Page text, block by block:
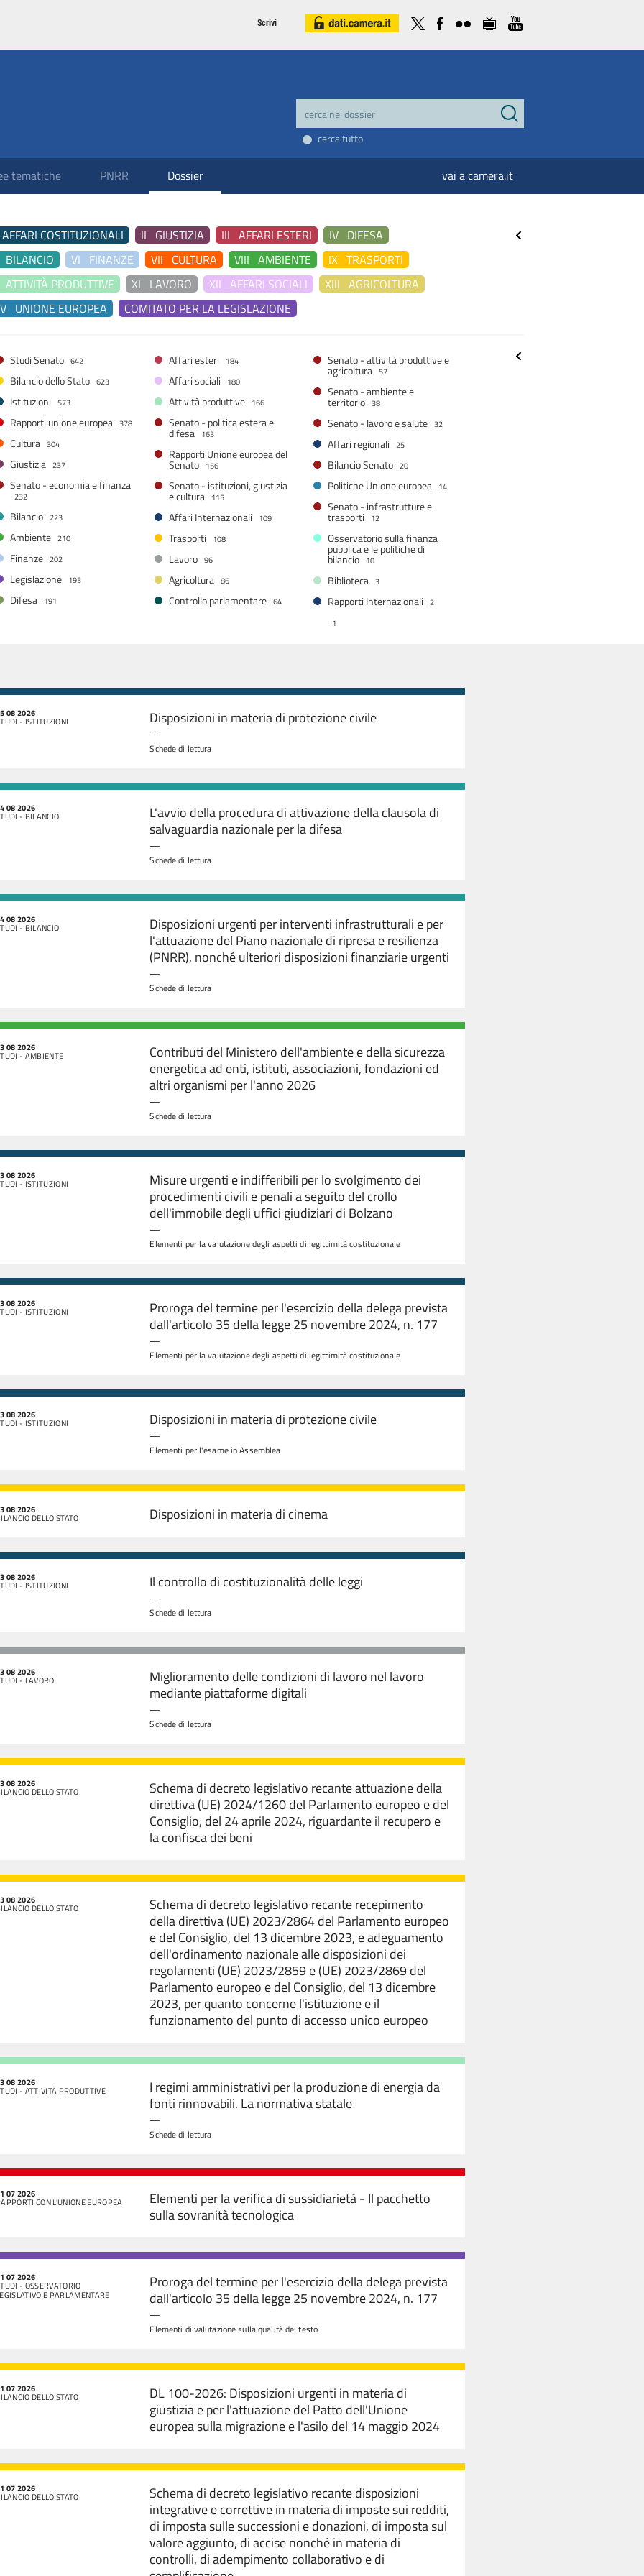
Scrivi
cerca tutto
tematiche PNRR Dossier vai a camera.it
COSTITUZIONALI II GIUSTIZIA III AFFARI ESTERI
IV DIFESA
VI FINANZE VII CULTURA VIII AMBIENTE
IX TRASPORTI
PRODUTTIVE
XI LAVORO XII AFFARI SOCIALI
XIII AGRICOLTURA
UNIONE EUROPEA
COMITATO PER LA LEGISLAZIONE
Studi Senato 642
Bilancio dello Stato 623
Istituzioni 573
Rapporti unione europea 378
Cultura 304
Giustizia 237
Senato - economia e finanza
232
Bilancio 223
Ambiente 210
Finanze 202
Legislazione 193
Difesa 191
Affari esteri 184
Affari sociali 180
Attività produttive 166
Senato - politica estera e
difesa 163
Rapporti Unione europea del
Senato 156
Senato - istituzioni, giustizia
e cultura 115
Affari Internazionali 109
Trasporti 108
Lavoro 96
Agricoltura 86
Controllo parlamentare 64
Senato - attività produttive e
agricoltura 57
Senato - ambiente e
territorio 38
Senato - lavoro e salute 32
Affari regionali 25
Bilancio Senato 20
Politiche Unione europea 14
Senato - infrastrutture e
trasporti 12
Osservatorio sulla finanza
pubblica e le politiche di
bilancio 10
Biblioteca 3
Rapporti Internazionali
2
1
08 2026
- ISTITUZIONI Disposizioni in materia di protezione civile
—
Schede di lettura
08 2026
- BILANCIO
L'avvio della procedura di attivazione della clausola di
salvaguardia nazionale per la difesa
—
Schede di lettura
08 2026
- BILANCIO
Disposizioni urgenti per interventi infrastrutturali e per
l'attuazione del Piano nazionale di ripresa e resilienza
(PNRR), nonché ulteriori disposizioni finanziarie urgenti
—
Schede di lettura
08 2026
- AMBIENTE
Contributi del Ministero dell'ambiente e della sicurezza
energetica ad enti, istituti, associazioni, fondazioni ed
altri organismi per l'anno 2026
—
Schede di lettura
08 2026
- ISTITUZIONI
Misure urgenti e indifferibili per lo svolgimento dei
procedimenti civili e penali a seguito del crollo
dell'immobile degli uffici giudiziari di Bolzano
—
Elementi per la valutazione degli aspetti di legittimità costituzionale
08 2026
- ISTITUZIONI
Proroga del termine per l'esercizio della delega prevista
dall'articolo 35 della legge 25 novembre 2024, n. 177
—
Elementi per la valutazione degli aspetti di legittimità costituzionale
08 2026
- ISTITUZIONI Disposizioni in materia di protezione civile
—
Elementi per l'esame in Assemblea
08 2026
DELLO STATO Disposizioni in materia di cinema
08 2026
- ISTITUZIONI Il controllo di costituzionalità delle leggi
—
Schede di lettura
08 2026
- LAVORO
Miglioramento delle condizioni di lavoro nel lavoro
mediante piattaforme digitali
—
Schede di lettura
08 2026
DELLO STATO
Schema di decreto legislativo recante attuazione della
direttiva (UE) 2024/1260 del Parlamento europeo e del
Consiglio, del 24 aprile 2024, riguardante il recupero e
la confisca dei beni
08 2026
DELLO STATO
Schema di decreto legislativo recante recepimento
della direttiva (UE) 2023/2864 del Parlamento europeo
e del Consiglio, del 13 dicembre 2023, e adeguamento
dell'ordinamento nazionale alle disposizioni dei
regolamenti (UE) 2023/2859 e (UE) 2023/2869 del
Parlamento europeo e del Consiglio, del 13 dicembre
2023, per quanto concerne l'istituzione e il
funzionamento del punto di accesso unico europeo
08 2026
- ATTIVITÀ PRODUTTIVE
I regimi amministrativi per la produzione di energia da
fonti rinnovabili. La normativa statale
—
Schede di lettura
07 2026
CON L'UNIONE EUROPEA
Elementi per la verifica di sussidiarietà - Il pacchetto
sulla sovranità tecnologica
07 2026
- OSSERVATORIO
E PARLAMENTARE
Proroga del termine per l'esercizio della delega prevista
dall'articolo 35 della legge 25 novembre 2024, n. 177
—
Elementi di valutazione sulla qualità del testo
07 2026
DELLO STATO
DL 100-2026: Disposizioni urgenti in materia di
giustizia e per l'attuazione del Patto dell'Unione
europea sulla migrazione e l'asilo del 14 maggio 2024
07 2026
DELLO STATO
Schema di decreto legislativo recante disposizioni
integrative e correttive in materia di imposte sui redditi,
di imposta sulle successioni e donazioni, di imposta sul
valore aggiunto, di accise nonché in materia di
controlli, di adempimento collaborativo e di